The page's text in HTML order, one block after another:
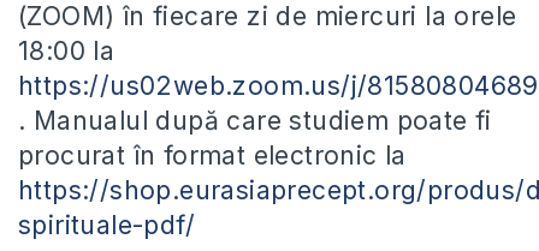
(ZOOM) în fiecare zi de miercuri la orele
18:00 la
https://us02web.zoom.us/j/81580804689
. Manualul după care studiem poate fi
procurat în format electronic la
https://shop.eurasiaprecept.org/produs/
spirituale-pdf/